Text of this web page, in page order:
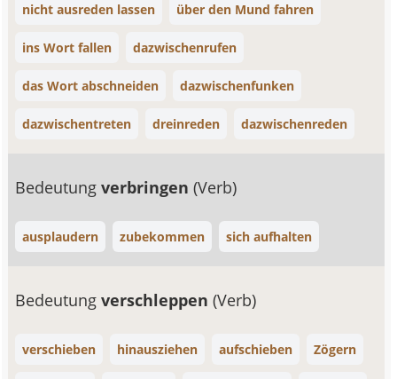
nicht ausreden lassen über den Mund fahren
ins Wort fallen dazwischenrufen
das Wort abschneiden dazwischenfunken
dazwischentreten dreinreden dazwischenreden
Bedeutungverbringen(Verb)
ausplaudern zubekommen sich aufhalten
Bedeutungverschleppen(Verb)
verschieben hinausziehen aufschieben Zögern